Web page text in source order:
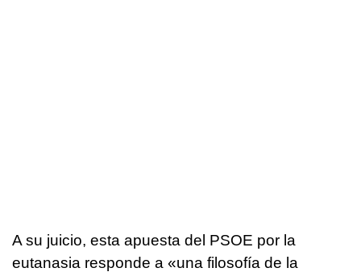
A su juicio, esta apuesta del PSOE por la
eutanasia responde a «una filosofía de la